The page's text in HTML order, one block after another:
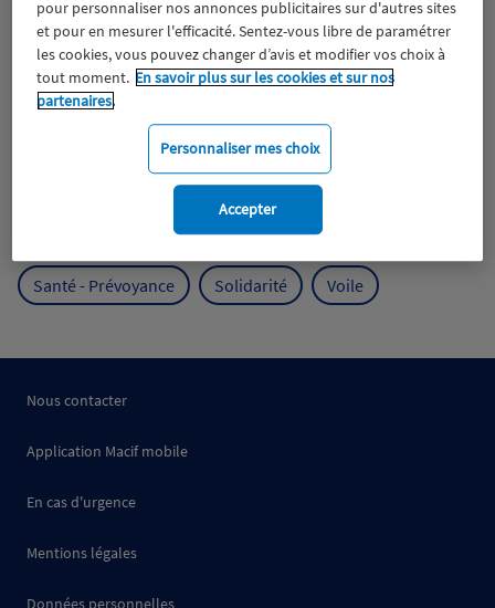
Expérience clients Fondation Macif Jeunesse
Mobilité
Protection de l'environnement
Protection des océans Prévention
Santé - Prévoyance Solidarité Voile
Nous contacter
Application Macif mobile
En cas d'urgence
Mentions légales
Données personnelles
pour personnaliser nos annonces publicitaires sur d'autres sites
et pour en mesurer l'efficacité. Sentez-vous libre de paramétrer
les cookies, vous pouvez changer d’avis et modifier vos choix à
tout moment. En savoir plus sur les cookies et sur nos
partenaires.
Personnaliser mes choix
Accepter